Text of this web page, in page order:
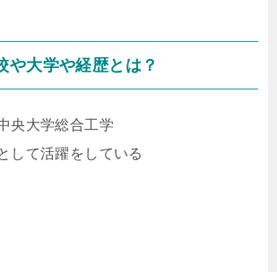
や大学や経歴とは？
央大学総合工学
して活躍をしている